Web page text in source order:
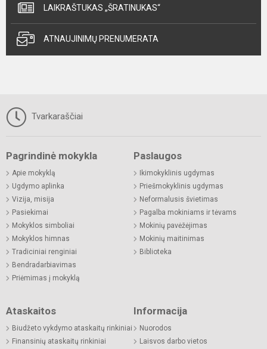
LAIKRAŠTUKAS „ŠRATINUKAS“
ATNAUJINIMŲ PRENUMERATA
Tvarkaraščiai
Pagrindinė mokykla
Apie mokyklą
Ugdymo aplinka
Vizija, misija
Pasiekimai
Mokyklos simboliai
Mokyklos himnas
Tradiciniai renginiai
Bendradarbiavimas
Priėmimas į mokyklą
Paslaugos
Ikimokyklinis ugdymas
Priešmokyklinis ugdymas
Neformalusis švietimas
Pagalba mokiniams ir tėvams
Mokinių pavėžėjimas
Mokinių maitinimas
Biblioteka
Ataskaitos
Biudžeto vykdymo ataskaitų rinkiniai
Finansinių ataskaitų rinkiniai
Informacija
Nuorodos
Laisvos darbo vietos